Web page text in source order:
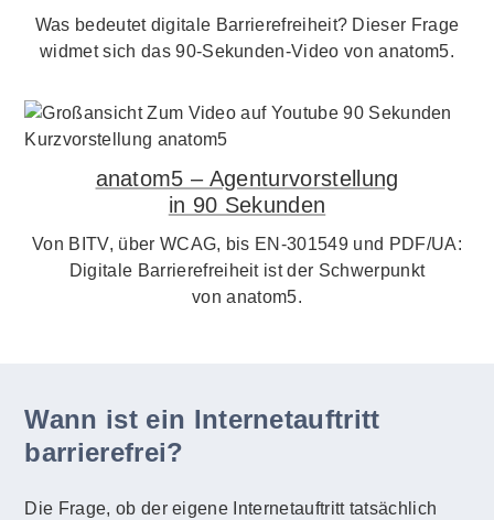
Was bedeutet digitale Barrierefreiheit? Dieser Frage
widmet sich das 90-Sekunden-Video von anatom5.
anatom5 – Agenturvorstellung
in 90 Sekunden
Von BITV, über WCAG, bis EN-301549 und PDF/UA:
Digitale Barrierefreiheit ist der Schwerpunkt
von anatom5.
Wann ist ein Internetauftritt
barrierefrei?
Die Frage, ob der eigene Internetauftritt tatsächlich